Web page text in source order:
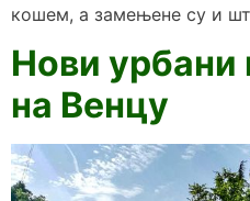
кошем, а замењене су и
Нови урбани
на Венцу